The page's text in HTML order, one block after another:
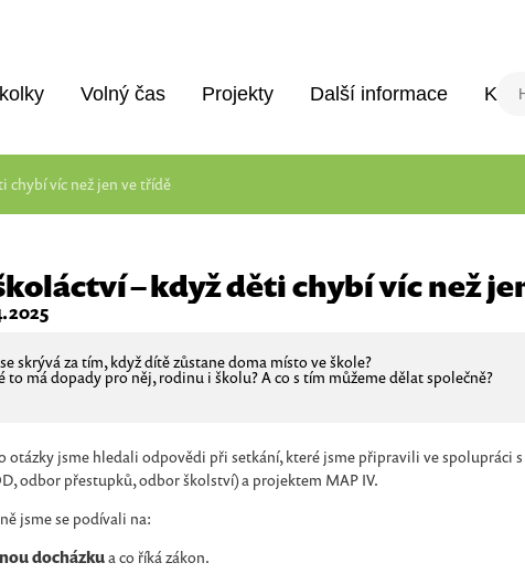
Volný čas Projekty Další informace
chybí víc než jen ve třídě
– když děti chybí víc než
skrývá za tím, když dítě zůstane doma místo ve škole?
to má dopady pro něj, rodinu i školu? A co s tím můžeme dělat společně?
otázky jsme hledali odpovědi při setkání, které jsme připravili ve spolupráci
odbor přestupků, odbor školství) a projektem MAP IV.
jsme se podívali na:
docházkua co říká zákon.